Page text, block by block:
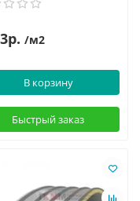
/м2
В корзину
Быстрый заказ